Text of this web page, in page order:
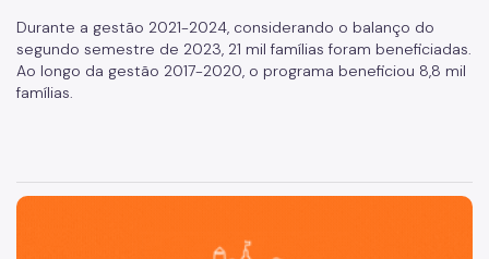
Durante a gestão 2021-2024, considerando o balanço do
segundo semestre de 2023, 21 mil famílias foram beneficiadas.
Ao longo da gestão 2017-2020, o programa beneficiou 8,8 mil
famílias.
São Paulo, cidade inteligente, resiliente e sustentável